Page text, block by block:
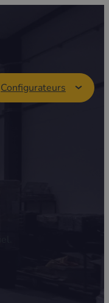
Configurateurs